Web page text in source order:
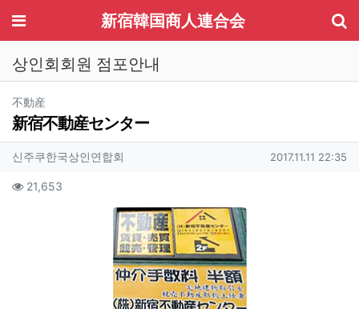
메뉴 新宿韓国商人連合会
상인회회원 점포안내
不動産분류
新宿不動産センター
작성자 정보
신주쿠한국상인연합회 작성일
2017.11.11 22:35
컨텐츠 정보
21,653